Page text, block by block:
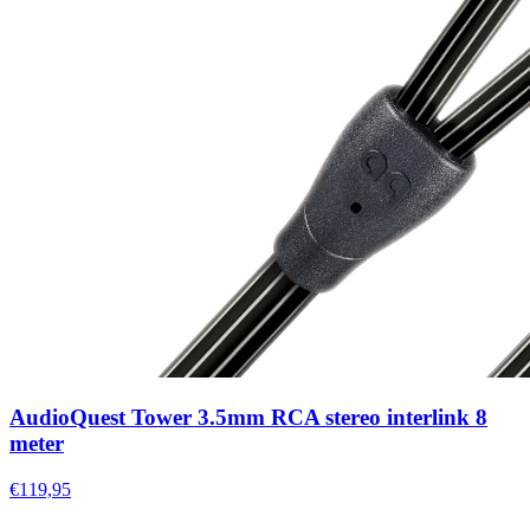
AudioQuest Tower 3.5mm RCA stereo interlink 8
meter
€119,95